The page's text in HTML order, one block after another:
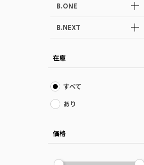
B.ONE
B.NEXT
在庫
すべて
あり
価格